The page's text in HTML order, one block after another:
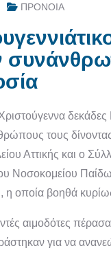
ΠΡΟΝΟΙΑ
τους
Αττικής και ο
Νοσοκομείου
η οποία βοηθά
αιμοδότες
για να